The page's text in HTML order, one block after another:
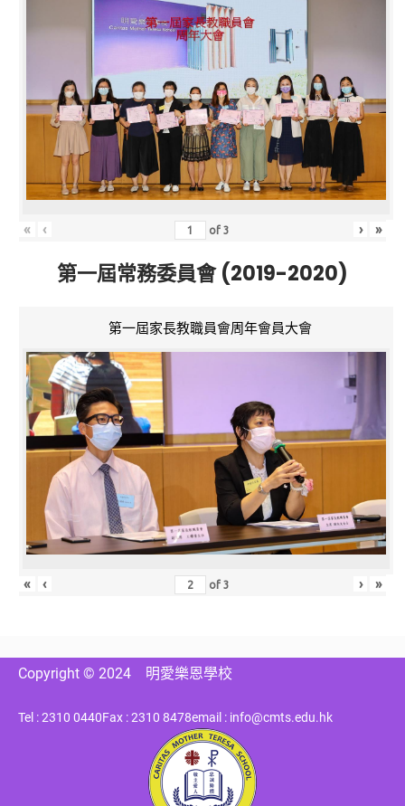
« ‹ of3 › »
第一屆常務委員會 (2019-2020)
第一屆家長教職員會周年會員大會
« ‹ of3 › »
Copyright © 2024 明愛樂恩學校
Tel : 2310 0440Fax : 2310 8478email : info@cmts.edu.hk